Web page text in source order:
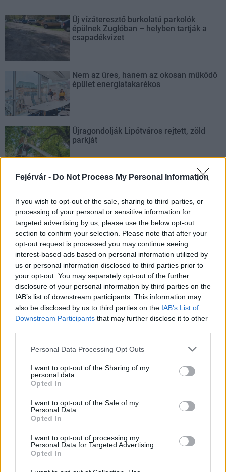
Fejérvár - Do Not Process My Personal Information
If you wish to opt-out of the sale, sharing to third parties, or
processing of your personal or sensitive information for
targeted advertising by us, please use the below opt-out
section to confirm your selection. Please note that after your
opt-out request is processed you may continue seeing
interest-based ads based on personal information utilized by
us or personal information disclosed to third parties prior to
your opt-out. You may separately opt-out of the further
disclosure of your personal information by third parties on the
IAB’s list of downstream participants. This information may
also be disclosed by us to third parties on the IAB’s List of
Downstream Participants that may further disclose it to other
Please note that this website/app uses one or more Google
not limited to your visit or usage behaviour. You may click to
grant or deny consent to Google and its third-party tags to
use your data for below specified purposes in below Google
consent section.
Personal Data Processing Opt Outs
I want to opt-out of the Sharing of my
personal data.
Opted In
I want to opt-out of the Sale of my
Personal Data.
Opted In
I want to opt-out of processing my
Personal Data for Targeted Advertising.
Opted In
Új vízáteresztő burkolatú parkolók
épülnek Zuglóban – helyben tartják a
csapadékvizet
Nem az üres, hanem az okosan működő
épület energiatakarékos
Újragondolják Lipótváros rejtett, zöld
parkját
AJÁNLJUK MÉG
Aktuális
Paks II.: Mit jelent az 5. blokk új mérföldköve a
felülvizsgálat árnyékában?
Helyi hírek